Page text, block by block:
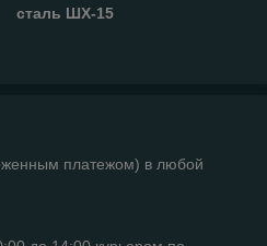
сталь ШХ-15
платежом) в любой